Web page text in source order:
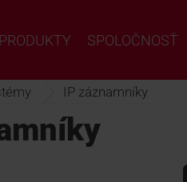
PRODUKTY SPOLOČNOSŤ
IP záznamníky